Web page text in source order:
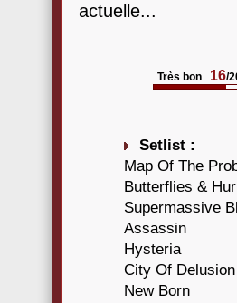
actuelle...
Très bon 16/
Setlist :
Map Of The
Butterflies &
Supermassive
Assassin
Hysteria
City Of Delusion
New Born